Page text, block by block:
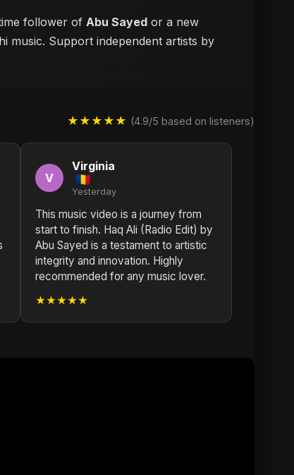
follower of Abu Sayed or a new
music. Support independent artists by
★★★★★ (4.9/5 based on listeners)
V
Virginia
Yesterday
This music video is a journey from
start to finish. Haq Ali (Radio Edit) by
Abu Sayed is a testament to artistic
integrity and innovation. Highly
recommended for any music lover.
★★★★★